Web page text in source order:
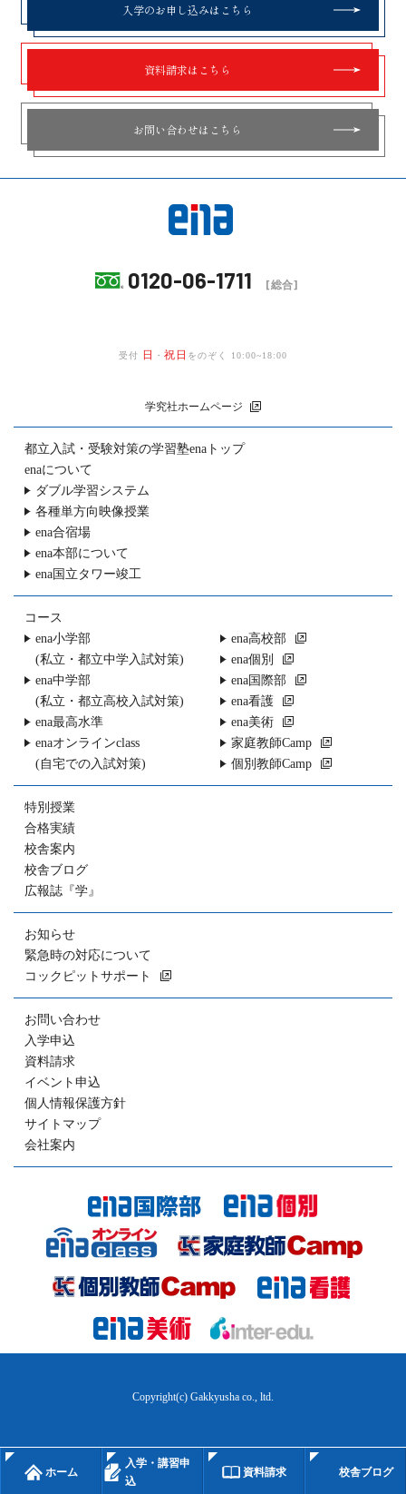
入学のお申し込みはこちら
資料請求はこちら
お問い合わせはこちら
0120-06-1711 [総合]
受付 日 ・ 祝日 をのぞく 10:00~18:00
学究社ホームページ
都立入試・受験対策の学習塾enaトップ
enaについて
ダブル学習システム
各種単方向映像授業
ena合宿場
ena本部について
ena国立タワー竣工
コース
ena小学部
(私立・都立中学入試対策)
ena中学部
(私立・都立高校入試対策)
ena最高水準
enaオンラインclass
(自宅での入試対策)
ena高校部
ena個別
ena国際部
ena看護
ena美術
家庭教師Camp
個別教師Camp
特別授業
合格実績
校舎案内
校舎ブログ
広報誌『学』
お知らせ
緊急時の対応について
コックピットサポート
お問い合わせ
入学申込
資料請求
イベント申込
個人情報保護方針
サイトマップ
会社案内
Copyright(c) Gakkyusha co., ltd.
ホーム
入学・講習申
込
資料請求 校舎ブログ